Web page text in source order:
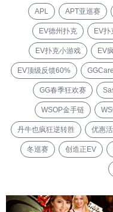
APL APT亚巡赛
EV德州扑克 EV扑
EV扑克小游戏 EV
EV顶级反馈60% GGCare
GG春季狂欢赛
WSOP金手链
丹牛也疯狂逆转胜 优惠
冬巡赛 创造正EV